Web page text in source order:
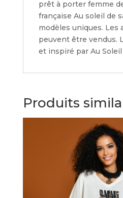
prêt à porter femme
française Au soleil de
modèles uniques. Les
peuvent être vendus.
et inspiré par Au Soleil
Produits